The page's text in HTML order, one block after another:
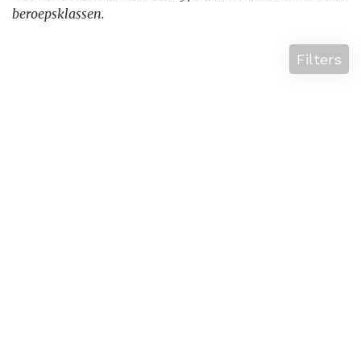
beroepsklassen.
Filters